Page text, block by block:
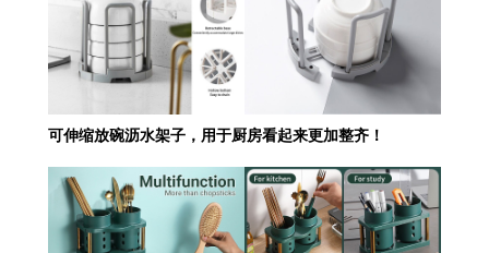
可伸缩放碗沥水架子，用于厨房看起来更加整齐！